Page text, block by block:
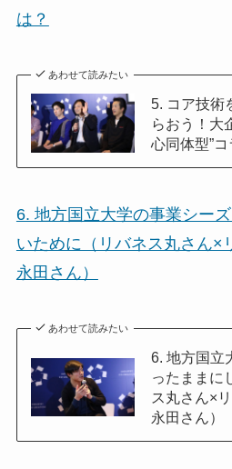
は？
あわせて読みたい
5. コア技術
らおう！大
心同体型”
6. 地方国立大学の事業シー
いために（リバネス丸さん×
永田さん）
あわせて読みたい
6. 地方国立
ったままに
ス丸さん×
永田さん）